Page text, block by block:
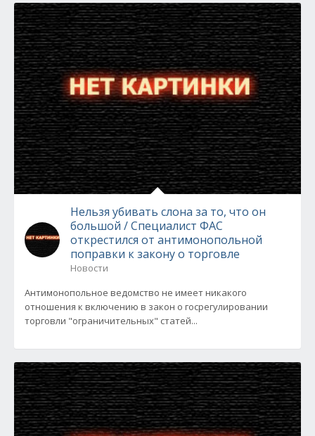
Нельзя убивать слона за то, что он
большой / Специалист ФАС
открестился от антимонопольной
поправки к закону о торговле
Новости
Антимонопольное ведомство не имеет никакого
отношения к включению в закон о госрегулировании
торговли "ограничительных" статей...